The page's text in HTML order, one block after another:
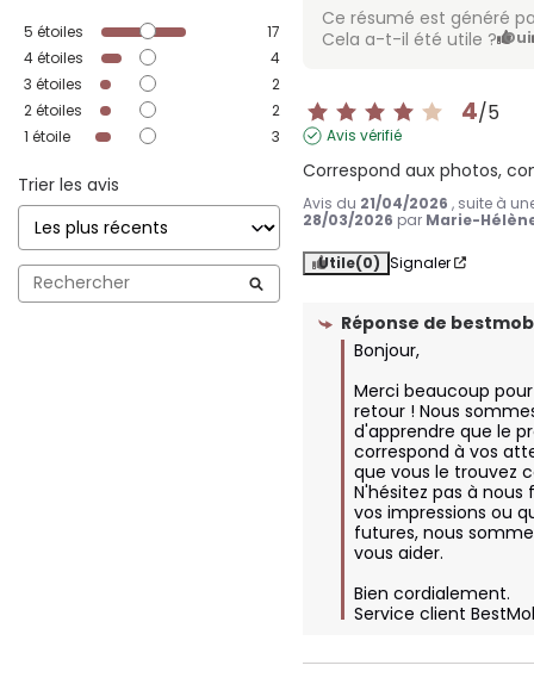
5 étoiles
17
4étoiles
4
3 étoiles
2
2étoiles
2
1 étoile 3
Trier les avis
Ce résumé est généré
Cela a-t-il été utile ? Oui
4/5
Avis vérifié
Correspond aux photos,
Avis du 21/04/2026 , suite à
28/03/2026 par Marie-
Utile(0) Signaler
Réponse de
Bonjour,
Merci beaucoup
retour ! Nous
d'apprendre que le
correspond à vos
que vous le trouvez
N'hésitez pas à nous
vos impressions ou
futures, nous
vous aider.
Bien cordialement.
Service client